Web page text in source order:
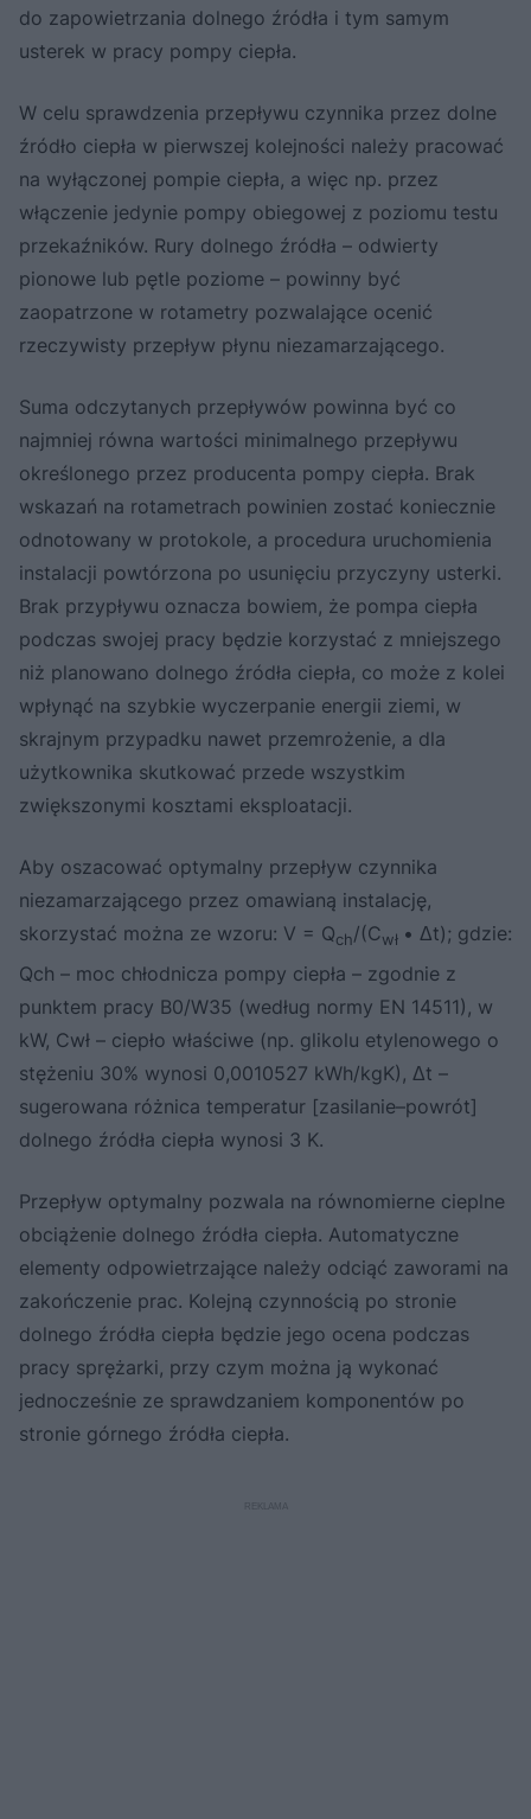
do zapowietrzania dolnego źródła i tym samym
usterek w pracy pompy ciepła.
W celu sprawdzenia przepływu czynnika przez dolne
źródło ciepła w pierwszej kolejności należy pracować
na wyłączonej pompie ciepła, a więc np. przez
włączenie jedynie pompy obiegowej z poziomu testu
przekaźników. Rury dolnego źródła – odwierty
pionowe lub pętle poziome – powinny być
zaopatrzone w rotametry pozwalające ocenić
rzeczywisty przepływ płynu niezamarzającego.
Suma odczytanych przepływów powinna być co
najmniej równa wartości minimalnego przepływu
określonego przez producenta pompy ciepła. Brak
wskazań na rotametrach powinien zostać koniecznie
odnotowany w protokole, a procedura uruchomienia
instalacji powtórzona po usunięciu przyczyny usterki.
Brak przypływu oznacza bowiem, że pompa ciepła
podczas swojej pracy będzie korzystać z mniejszego
niż planowano dolnego źródła ciepła, co może z kolei
wpłynąć na szybkie wyczerpanie energii ziemi, w
skrajnym przypadku nawet przemrożenie, a dla
użytkownika skutkować przede wszystkim
zwiększonymi kosztami eksploatacji.
Aby oszacować optymalny przepływ czynnika
niezamarzającego przez omawianą instalację,
skorzystać można ze wzoru: V = Qch/(Cwł • Δt); gdzie:
Qch – moc chłodnicza pompy ciepła – zgodnie z
punktem pracy B0/W35 (według normy EN 14511), w
kW, Cwł – ciepło właściwe (np. glikolu etylenowego o
stężeniu 30% wynosi 0,0010527 kWh/kgK), Δt –
sugerowana różnica temperatur [zasilanie–powrót]
dolnego źródła ciepła wynosi 3 K.
Przepływ optymalny pozwala na równomierne cieplne
obciążenie dolnego źródła ciepła. Automatyczne
elementy odpowietrzające należy odciąć zaworami na
zakończenie prac. Kolejną czynnością po stronie
dolnego źródła ciepła będzie jego ocena podczas
pracy sprężarki, przy czym można ją wykonać
jednocześnie ze sprawdzaniem komponentów po
stronie górnego źródła ciepła.